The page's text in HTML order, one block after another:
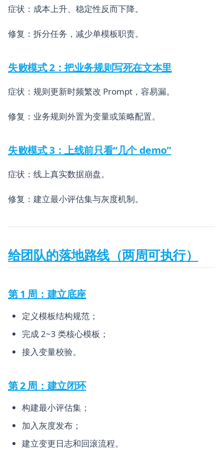
症状：成本上升、稳定性反而下降。
修复：拆分任务，减少单模板职责。
失败模式 2：把业务规则写死在文本里
症状：规则更新时频繁改 Prompt，容易漏。
修复：业务规则外置为变量或策略配置。
失败模式 3：上线前只看“几个 demo”
症状：线上真实数据崩盘。
修复：建立最小评估集与灰度机制。
给团队的落地路线（两周可执行）
第 1 周：建立底座
定义模板结构规范；
完成 2~3 类核心模板；
接入变量校验。
第 2 周：建立闭环
构建最小评估集；
加入灰度发布；
建立变更日志和回滚流程。